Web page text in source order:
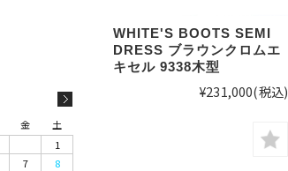
WHITE'S BOOTS SEMI
DRESS ブラウンクロムエ
キセル 9338木型
¥231,000(税込)
金
土
1
7
8